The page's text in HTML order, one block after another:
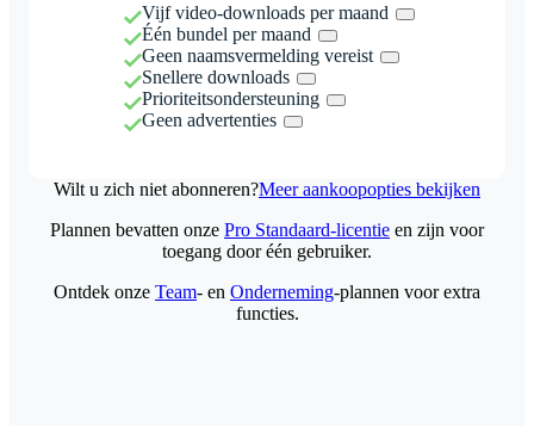
Vijf video-downloads per maand
Één bundel per maand
Geen naamsvermelding vereist
Snellere downloads
Prioriteitsondersteuning
Geen advertenties
Wilt u zich niet abonneren?Meer aankoopopties bekijken
Plannen bevatten onze Pro Standaard-licentie en zijn voor
toegang door één gebruiker.
Ontdek onze Team- en Onderneming-plannen voor extra
functies.